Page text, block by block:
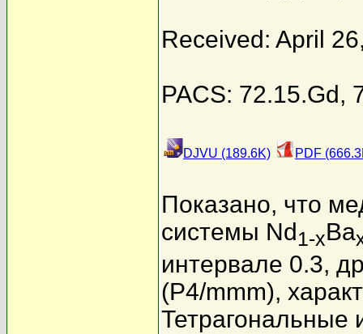
Received: April
PACS: 72.15.Gd,
DJVU (189.6K) PDF
Показано, что
системы Nd 1-xBa
интервале 0.3,
(P4/mmm),
Тетрагональные